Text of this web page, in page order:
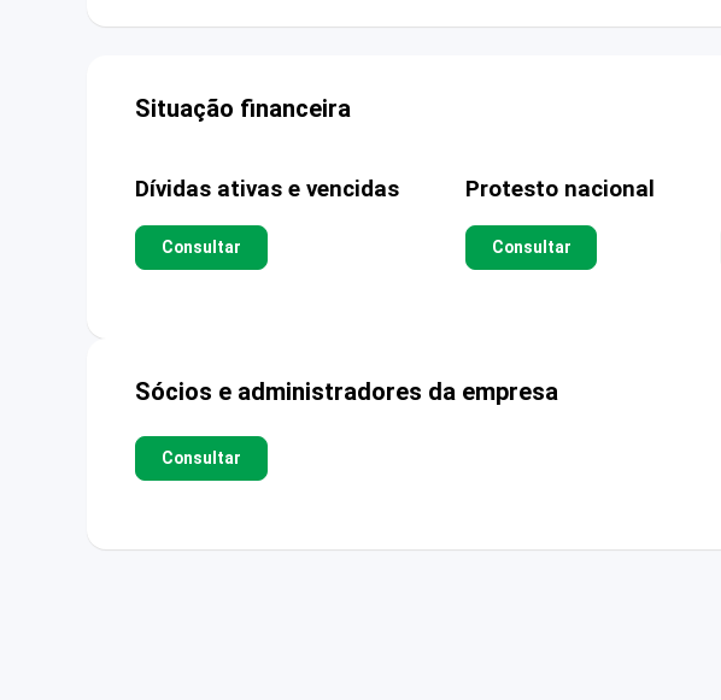
Situação financeira
Dívidas ativas e vencidas
Consultar
Protesto nacional
Consultar
Sócios e administradores da empresa
Consultar